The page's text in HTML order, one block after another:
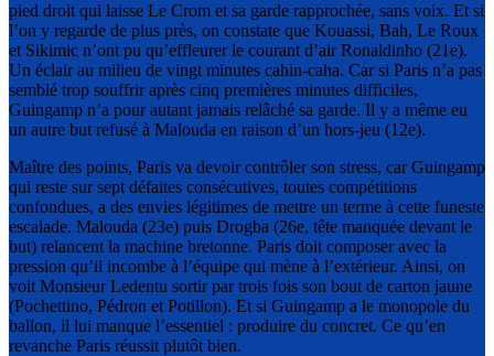
pied droit qui laisse Le Crom et sa garde rapprochée, sans voix. Et si
l’on y regarde de plus près, on constate que Kouassi, Bah, Le Roux
et Sikimic n’ont pu qu’effleurer le courant d’air Ronaldinho (21e).
Un éclair au milieu de vingt minutes cahin-caha. Car si Paris n’a pas
semblé trop souffrir après cinq premières minutes difficiles,
Guingamp n’a pour autant jamais relâché sa garde. Il y a même eu
un autre but refusé à Malouda en raison d’un hors-jeu (12e).
Maître des points, Paris va devoir contrôler son stress, car Guingamp
qui reste sur sept défaites consécutives, toutes compétitions
confondues, a des envies légitimes de mettre un terme à cette funeste
escalade. Malouda (23e) puis Drogba (26e, tête manquée devant le
but) relancent la machine bretonne. Paris doit composer avec la
pression qu’il incombe à l’équipe qui mène à l’extérieur. Ainsi, on
voit Monsieur Ledentu sortir par trois fois son bout de carton jaune
(Pochettino, Pédron et Potillon). Et si Guingamp a le monopole du
ballon, il lui manque l’essentiel : produire du concret. Ce qu’en
revanche Paris réussit plutôt bien.